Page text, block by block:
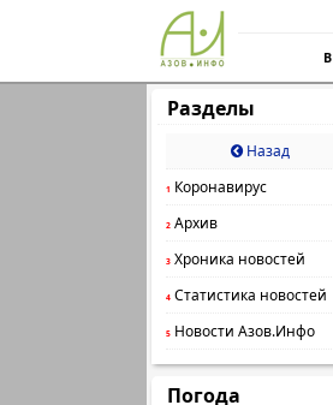
Разделы
Назад
1 Коронавирус
2 Архив
3 Хроника новостей
4 Статистика новостей
5 Новости Азов.Инфо
Погода